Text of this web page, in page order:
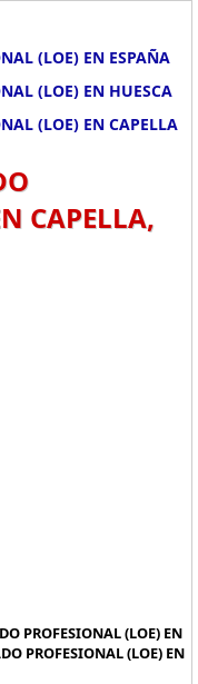
(LOE) EN ESPAÑA
(LOE) EN HUESCA
(LOE) EN CAPELLA
CAPELLA,
PROFESIONAL (LOE) EN
PROFESIONAL (LOE) EN